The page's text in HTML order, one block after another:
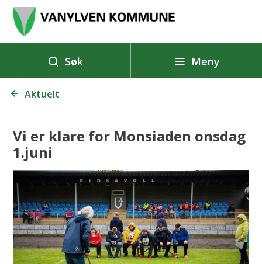
n
y
l
n
k
m
m
u
n
e
Søk Meny
Du Aktuelt
Vi er klare for Monsiaden onsdag
1.juni